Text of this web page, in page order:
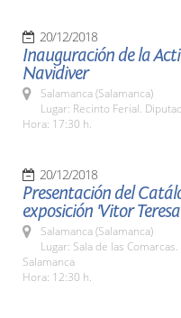
20/12/2018
Inauguración de la
Navidiver
Salamanca (Salamanca)
Lugar: Recinto Ferial.
Hora: 17:30 h.
20/12/2018
Presentación del
exposición 'Vitor
Salamanca (Salamanca)
Lugar: Sala de las
Salamanca
Hora: 12:30 h.